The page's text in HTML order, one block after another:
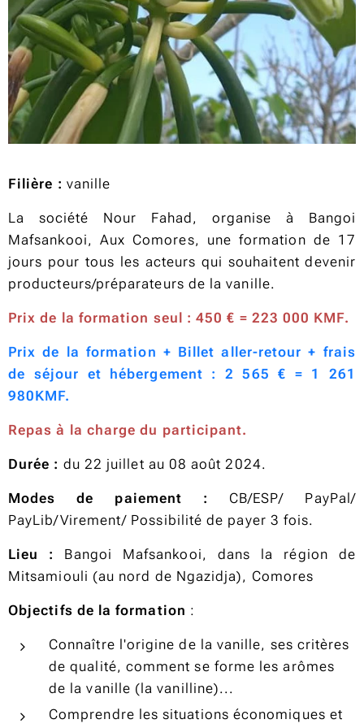
Filière : vanille
La société Nour Fahad, organise à Bangoi
Mafsankooi, Aux Comores, une formation de 17
jours pour tous les acteurs qui souhaitent devenir
producteurs/préparateurs de la vanille.
Prix de la formation seul : 450 € = 223 000 KMF.
Prix de la formation + Billet aller-retour + frais
de séjour et hébergement :
2 565 € = 1 261
980KMF.
Repas à la charge du participant.
Durée : du 22 juillet au 08 août 2024.
Modes de paiement : CB/ESP/ PayPal/
PayLib/Virement/ Possibilité de payer 3 fois.
Lieu :
Bangoi Mafsankooi, dans la région de
Mitsamiouli (au nord de Ngazidja), Comores
Objectifs de la formation :
Connaître l'origine de la vanille, ses critères
de qualité, comment se forme les arômes
de la vanille (la vanilline)...
Comprendre les situations économiques et